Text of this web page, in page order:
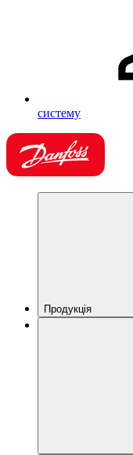
систему
Продукція